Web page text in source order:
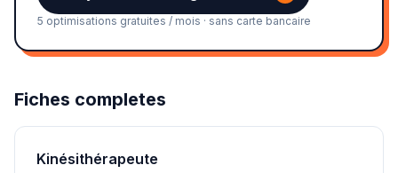
5 optimisations gratuites / mois · sans carte bancaire
Fiches completes
Kinésithérapeute